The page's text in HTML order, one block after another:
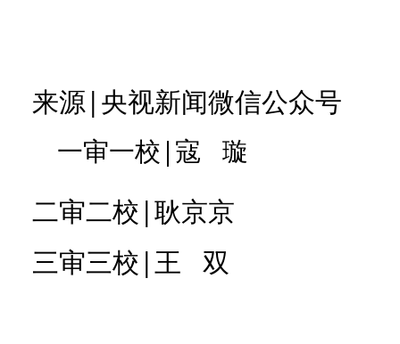
来源|央视新闻微信公众号
一审一校|寇 璇
二审二校|耿京京
三审三校|王 双